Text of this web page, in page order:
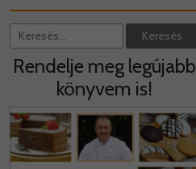
Rendelje meg legújabb
könyvem is!